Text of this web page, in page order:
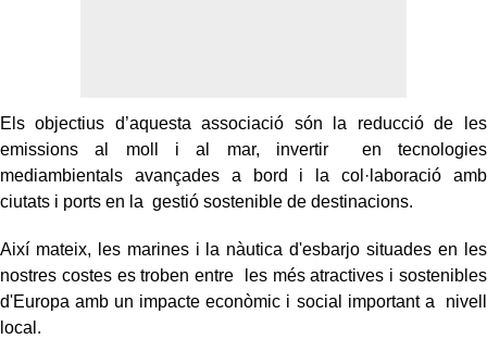
Els objectius d’aquesta associació són la reducció de les
emissions al moll i al mar, invertir en tecnologies
mediambientals avançades a bord i la col·laboració amb
ciutats i ports en la gestió sostenible de destinacions.
Així mateix, les marines i la nàutica d'esbarjo situades en les
nostres costes es troben entre les més atractives i sostenibles
d'Europa amb un impacte econòmic i social important a nivell
local.